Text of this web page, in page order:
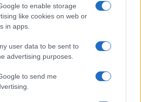
to enable storage
like cookies on web or
in apps.
user data to be sent to
advertising purposes.
to send me
la fine di un lungo dolore: storia e
della strada che segnò la Gallura
campagne di Berchidda, rischio per